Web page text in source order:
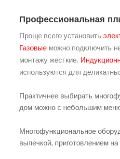
Профессиональная
Проще всего установить
Газовые можно подключить
монтажу жесткие.
используются для
Практичнее выбирать
дом можно с небольшим
Многофункциональное
выпечкой, приготовлением